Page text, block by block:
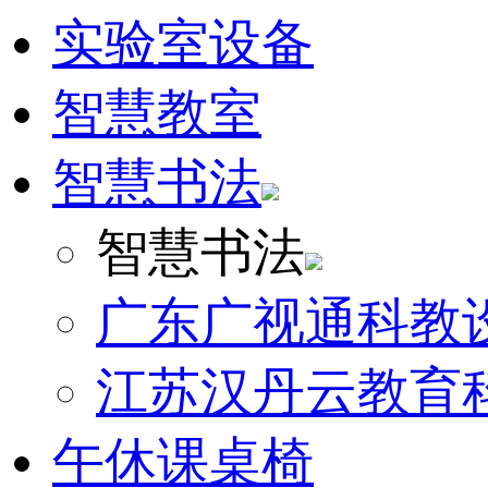
实验室设备
智慧教室
智慧书法
智慧书法
广东广视通科教
江苏汉丹云教育
午休课桌椅